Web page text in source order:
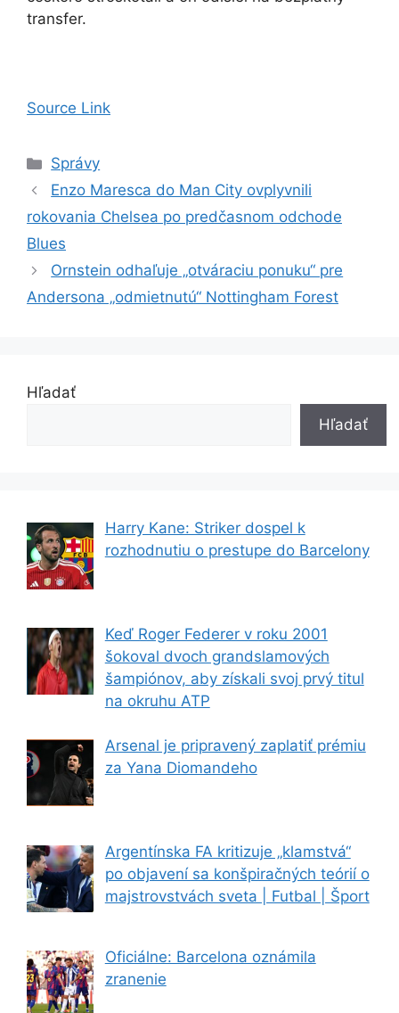
transfer.
Source Link
Kategórie
Správy
Enzo Maresca do Man City ovplyvnili
rokovania Chelsea po predčasnom odchode
Blues
Ornstein odhaľuje „otváraciu ponuku“ pre
Andersona „odmietnutú“ Nottingham Forest
Hľadať
Hľadať
Harry Kane: Striker dospel k
rozhodnutiu o prestupe do Barcelony
Keď Roger Federer v roku 2001
šokoval dvoch grandslamových
šampiónov, aby získali svoj prvý titul
na okruhu ATP
Arsenal je pripravený zaplatiť prémiu
za Yana Diomandeho
Argentínska FA kritizuje „klamstvá“
po objavení sa konšpiračných teórií o
majstrovstvách sveta | Futbal | Šport
Oficiálne: Barcelona oznámila
zranenie